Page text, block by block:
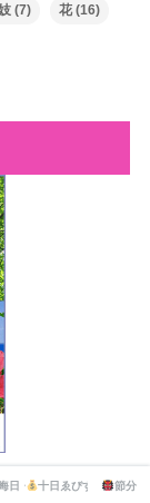
(7) 花(16)
ップ
日・新年十日ゑびす大祭節分